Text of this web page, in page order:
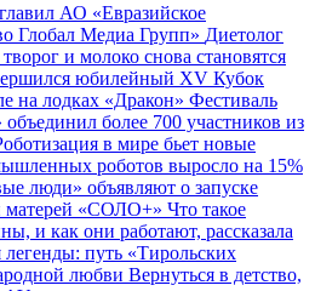
АО «Евразийское
Глобал Медиа Групп» Диетолог
и молоко снова становятся
юбилейный XV Кубок
на лодках «Дракон» Фестиваль
более 700 участников из
в мире бьет новые
роботов выросло на 15%
люди» объявляют о запуске
матерей «СОЛО+» Что такое
и как они работают, рассказала
легенды: путь «Тирольских
любви Вернуться в детство,